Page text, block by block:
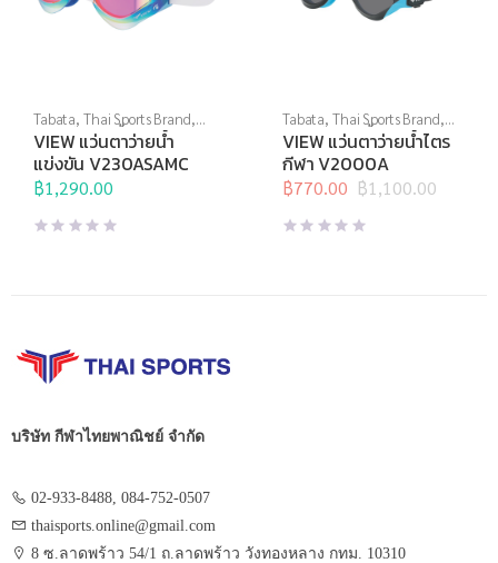
Tabata, Thai Sports Brand,
View,กีฬาทางน้ำ,แว่นตาว่าย
น้ำ,แว่นตาว่ายน้ำแข่งขัน
VIEW แว่นตาว่ายน้ำ
แข่งขัน V230ASAMC
฿1,290.00
Tabata, Thai Sports Brand,
View,กีฬาทางน้ำ,แว่นตาว่าย
น้ำ,แว่นตาว่ายน้ำแข่งขัน
VIEW แว่นตาว่ายน้ำไตร
กีฬา V2000A
฿1,100.00
Original
price
was:
฿770.00
Current
price
is:
บริษัท กีฬาไทยพาณิชย์ จำกัด
02-933-8488, 084-752-0507
thaisports.online@gmail.com
8 ซ.ลาดพร้าว 54/1 ถ.ลาดพร้าว วังทองหลาง กทม. 10310